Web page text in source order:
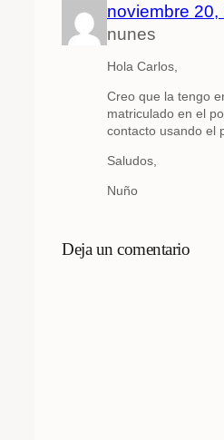
noviembre 20,
nunes
Hola Carlos,
Creo que la tengo
matriculado en el
contacto usando el
Saludos,
Nuño
Deja un comentario